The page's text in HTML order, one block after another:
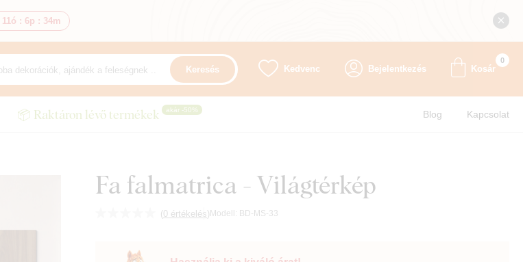
11ó : 6p : 33m
Keresés Kedvenc Bejelentkezés Kosár
0
📦 Raktáron lévő termékek akár -50% Blog Kapcsolat
Fa falmatrica - Világtérkép
(0 értékelés) Modell: BD-MS-33